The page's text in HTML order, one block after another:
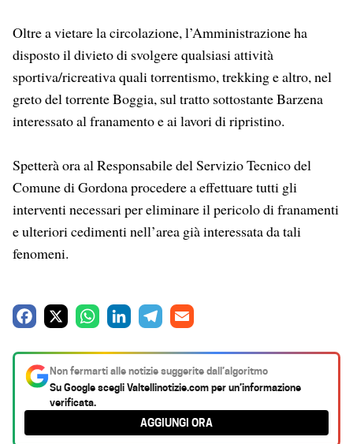
Oltre a vietare la circolazione, l’Amministrazione ha
disposto il divieto di svolgere qualsiasi attività
sportiva/ricreativa quali torrentismo, trekking e altro, nel
greto del torrente Boggia, sul tratto sottostante Barzena
interessato al franamento e ai lavori di ripristino.
Spetterà ora al Responsabile del Servizio Tecnico del
Comune di Gordona procedere a effettuare tutti gli
interventi necessari per eliminare il pericolo di franamenti
e ulteriori cedimenti nell’area già interessata da tali
fenomeni.
c
e
b
o
t
s
A
k
e
d
e
g
r
a
i
l
Non fermarti alle notizie suggerite dall’algoritmo
Su Google scegliValtellinotizie.comper un’informazione
verificata.
AGGIUNGI ORA